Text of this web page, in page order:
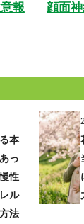
報
顔面
本
っ
性
ル
法